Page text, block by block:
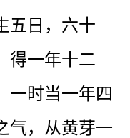
五日，六十
得一年十二
一时当一年四
气，从黄芽一